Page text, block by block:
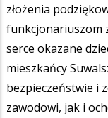
złożenia
funkcjonariuszom
serce okazane
mieszkańcy
bezpieczeństwie i
zawodowi, jak i